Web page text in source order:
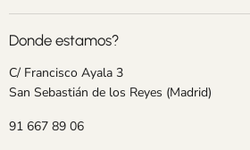
Donde estamos?
C/ Francisco Ayala 3
San Sebastián de los Reyes (Madrid)
91 667 89 06